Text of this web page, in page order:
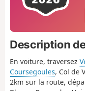
Description
En voiture, traversez
Coursegoules, Col de
2km sur la route,